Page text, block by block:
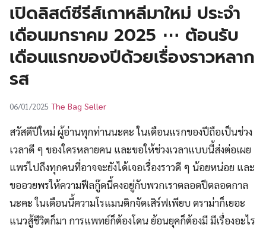
เปิดลิสต์ซีรีส์เกาหลีมาใหม่ ประจำ
เดือนมกราคม 2025 ⋯ ต้อนรับ
เดือนแรกของปีด้วยเรื่องราวหลาก
รส
06/01/2025 The Bag Seller
สวัสดีปีใหม่ ผู้อ่านทุกท่านนะคะ ในเดือนแรกของปีถือเป็นช่วง
เวลาดี ๆ ของใครหลายคน และขอให้ช่วงเวลาแบบนี้ส่งต่อเผย
แพร่ไปถึงทุกคนที่อาจจะยังได้เจอเรื่องราวดี ๆ น้อยหน่อย และ
ขออวยพรให้ความฟีลกู๊ดนี้คงอยู่กับพวกเราตลอดปีตลอดกาล
นะคะ ในเดือนนี้ความโรแมนติกจัดเสิร์ฟเพียบ ดราม่าก็เยอะ
แนวสู้ชีวิตก็มา การแพทย์ก็ต้องโดน ย้อนยุคก็ต้องมี มีเรื่องอะไร